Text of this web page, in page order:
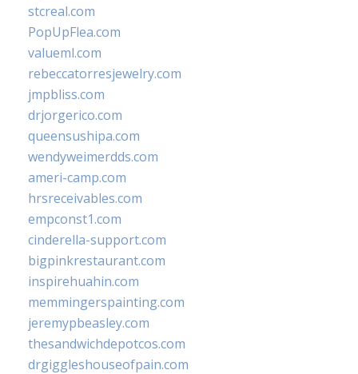
stcreal.com
PopUpFlea.com
valueml.com
rebeccatorresjewelry.com
jmpbliss.com
drjorgerico.com
queensushipa.com
wendyweimerdds.com
ameri-camp.com
hrsreceivables.com
empconst1.com
cinderella-support.com
bigpinkrestaurant.com
inspirehuahin.com
memmingerspainting.com
jeremypbeasley.com
thesandwichdepotcos.com
drgiggleshouseofpain.com